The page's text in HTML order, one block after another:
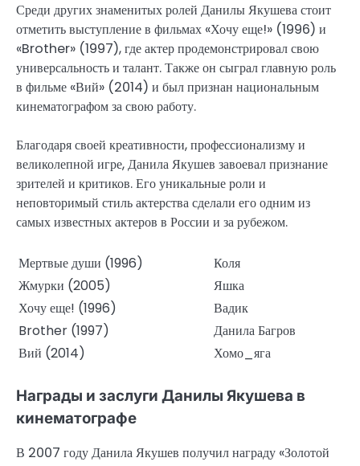
Среди других знаменитых ролей Данилы Якушева стоит
отметить выступление в фильмах «Хочу еще!» (1996) и
«Brother» (1997), где актер продемонстрировал свою
универсальность и талант. Также он сыграл главную роль
в фильме «Вий» (2014) и был признан национальным
кинематографом за свою работу.
Благодаря своей креативности, профессионализму и
великолепной игре, Данила Якушев завоевал признание
зрителей и критиков. Его уникальные роли и
неповторимый стиль актерства сделали его одним из
самых известных актеров в России и за рубежом.
Мертвые души (1996)
Коля
Жмурки (2005)
Яшка
Хочу еще! (1996)
Вадик
Brother (1997)
Данила Багров
Вий (2014)
Хомо_яга
Награды и заслуги Данилы Якушева в
кинематографе
В 2007 году Данила Якушев получил награду «Золотой